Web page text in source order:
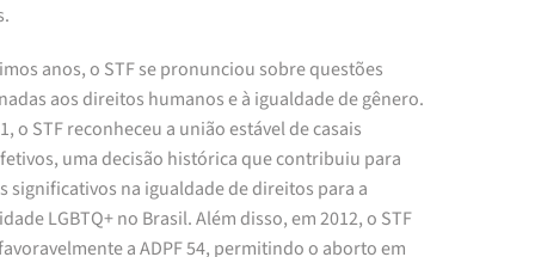
anos, o STF se pronunciou sobre questões
aos direitos humanos e à igualdade de gênero.
o STF reconheceu a união estável de casais
uma decisão histórica que contribuiu para
significativos na igualdade de direitos para a
LGBTQ+ no Brasil. Além disso, em 2012, o STF
a ADPF 54, permitindo o aborto em